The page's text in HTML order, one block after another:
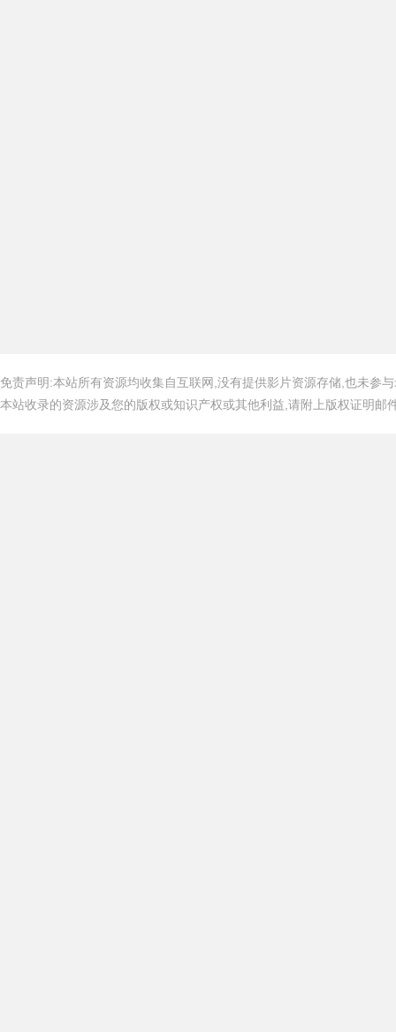
免责声明:本站所有资源均收集自互联网,没有提供影片资源存储,也未参
本站收录的资源涉及您的版权或知识产权或其他利益,请附上版权证明